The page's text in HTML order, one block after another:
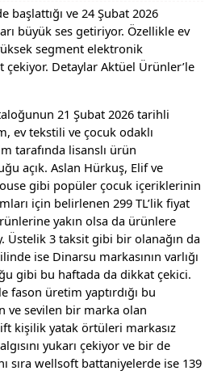
başlattığı ve 24 Şubat 2026
büyük ses getiriyor. Özellikle ev
segment elektronik
Detaylar Aktüel Ürünler’le
21 Şubat 2026 tarihli
ev tekstili ve çocuk odaklı
tarafında lisanslı ürün
açık. Aslan Hürkuş, Elif ve
gibi popüler çocuk içeriklerinin
için belirlenen 299 TL’lik fiyat
yakın olsa da ürünlere
Üstelik 3 taksit gibi bir olanağın da
ise Dinarsu markasının varlığı
gibi bu haftada da dikkat çekici.
üretim yaptırdığı bu
ve sevilen bir marka olan
kişilik yatak örtüleri markasız
yukarı çekiyor ve bir de
sıra wellsoft battaniyelerde ise 139